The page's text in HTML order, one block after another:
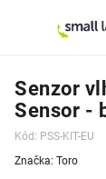
Senzor
Sensor -
Kód: PSS-KIT-EU
Značka: Toro